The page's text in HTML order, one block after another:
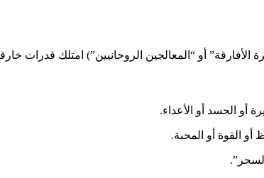
أو “المعالجين الروحانيين”) امتلك قدرات
أو الحسد أو الأعداء.
القوة أو المحبة.